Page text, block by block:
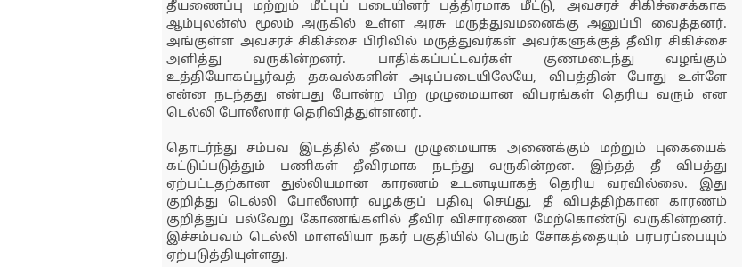
தீயணைப்பு மற்றும் மீட்புப் படையினர் பத்திரமாக மீட்டு, அவசரச் சிகிச்சைக்காக
ஆம்புலன்ஸ் மூலம் அருகில் உள்ள அரசு மருத்துவமனைக்கு அனுப்பி வைத்தனர்.
அங்குள்ள அவசரச் சிகிச்சை பிரிவில் மருத்துவர்கள் அவர்களுக்குத் தீவிர சிகிச்சை
அளித்து வருகின்றனர். பாதிக்கப்பட்டவர்கள் குணமடைந்து வழங்கும்
உத்தியோகப்பூர்வத் தகவல்களின் அடிப்படையிலேயே, விபத்தின் போது உள்ளே
என்ன நடந்தது என்பது போன்ற பிற முழுமையான விபரங்கள் தெரிய வரும் என
டெல்லி போலீஸார் தெரிவித்துள்ளனர்.
தொடர்ந்து சம்பவ இடத்தில் தீயை முழுமையாக அணைக்கும் மற்றும் புகையைக்
கட்டுப்படுத்தும் பணிகள் தீவிரமாக நடந்து வருகின்றன. இந்தத் தீ விபத்து
ஏற்பட்டதற்கான துல்லியமான காரணம் உடனடியாகத் தெரிய வரவில்லை. இது
குறித்து டெல்லி போலீஸார் வழக்குப் பதிவு செய்து, தீ விபத்திற்கான காரணம்
குறித்துப் பல்வேறு கோணங்களில் தீவிர விசாரணை மேற்கொண்டு வருகின்றனர்.
இச்சம்பவம் டெல்லி மாளவியா நகர் பகுதியில் பெரும் சோகத்தையும் பரபரப்பையும்
ஏற்படுத்தியுள்ளது.